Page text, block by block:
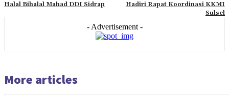
Halal Bihalal Mahad DDI Sidrap
Hadiri Rapat Koordinasi KKMI
Sulsel
- Advertisement -
More articles